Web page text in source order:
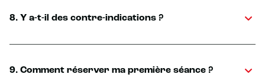
8. Y a-t-il des contre-indications ?
9. Comment réserver ma première séance ?